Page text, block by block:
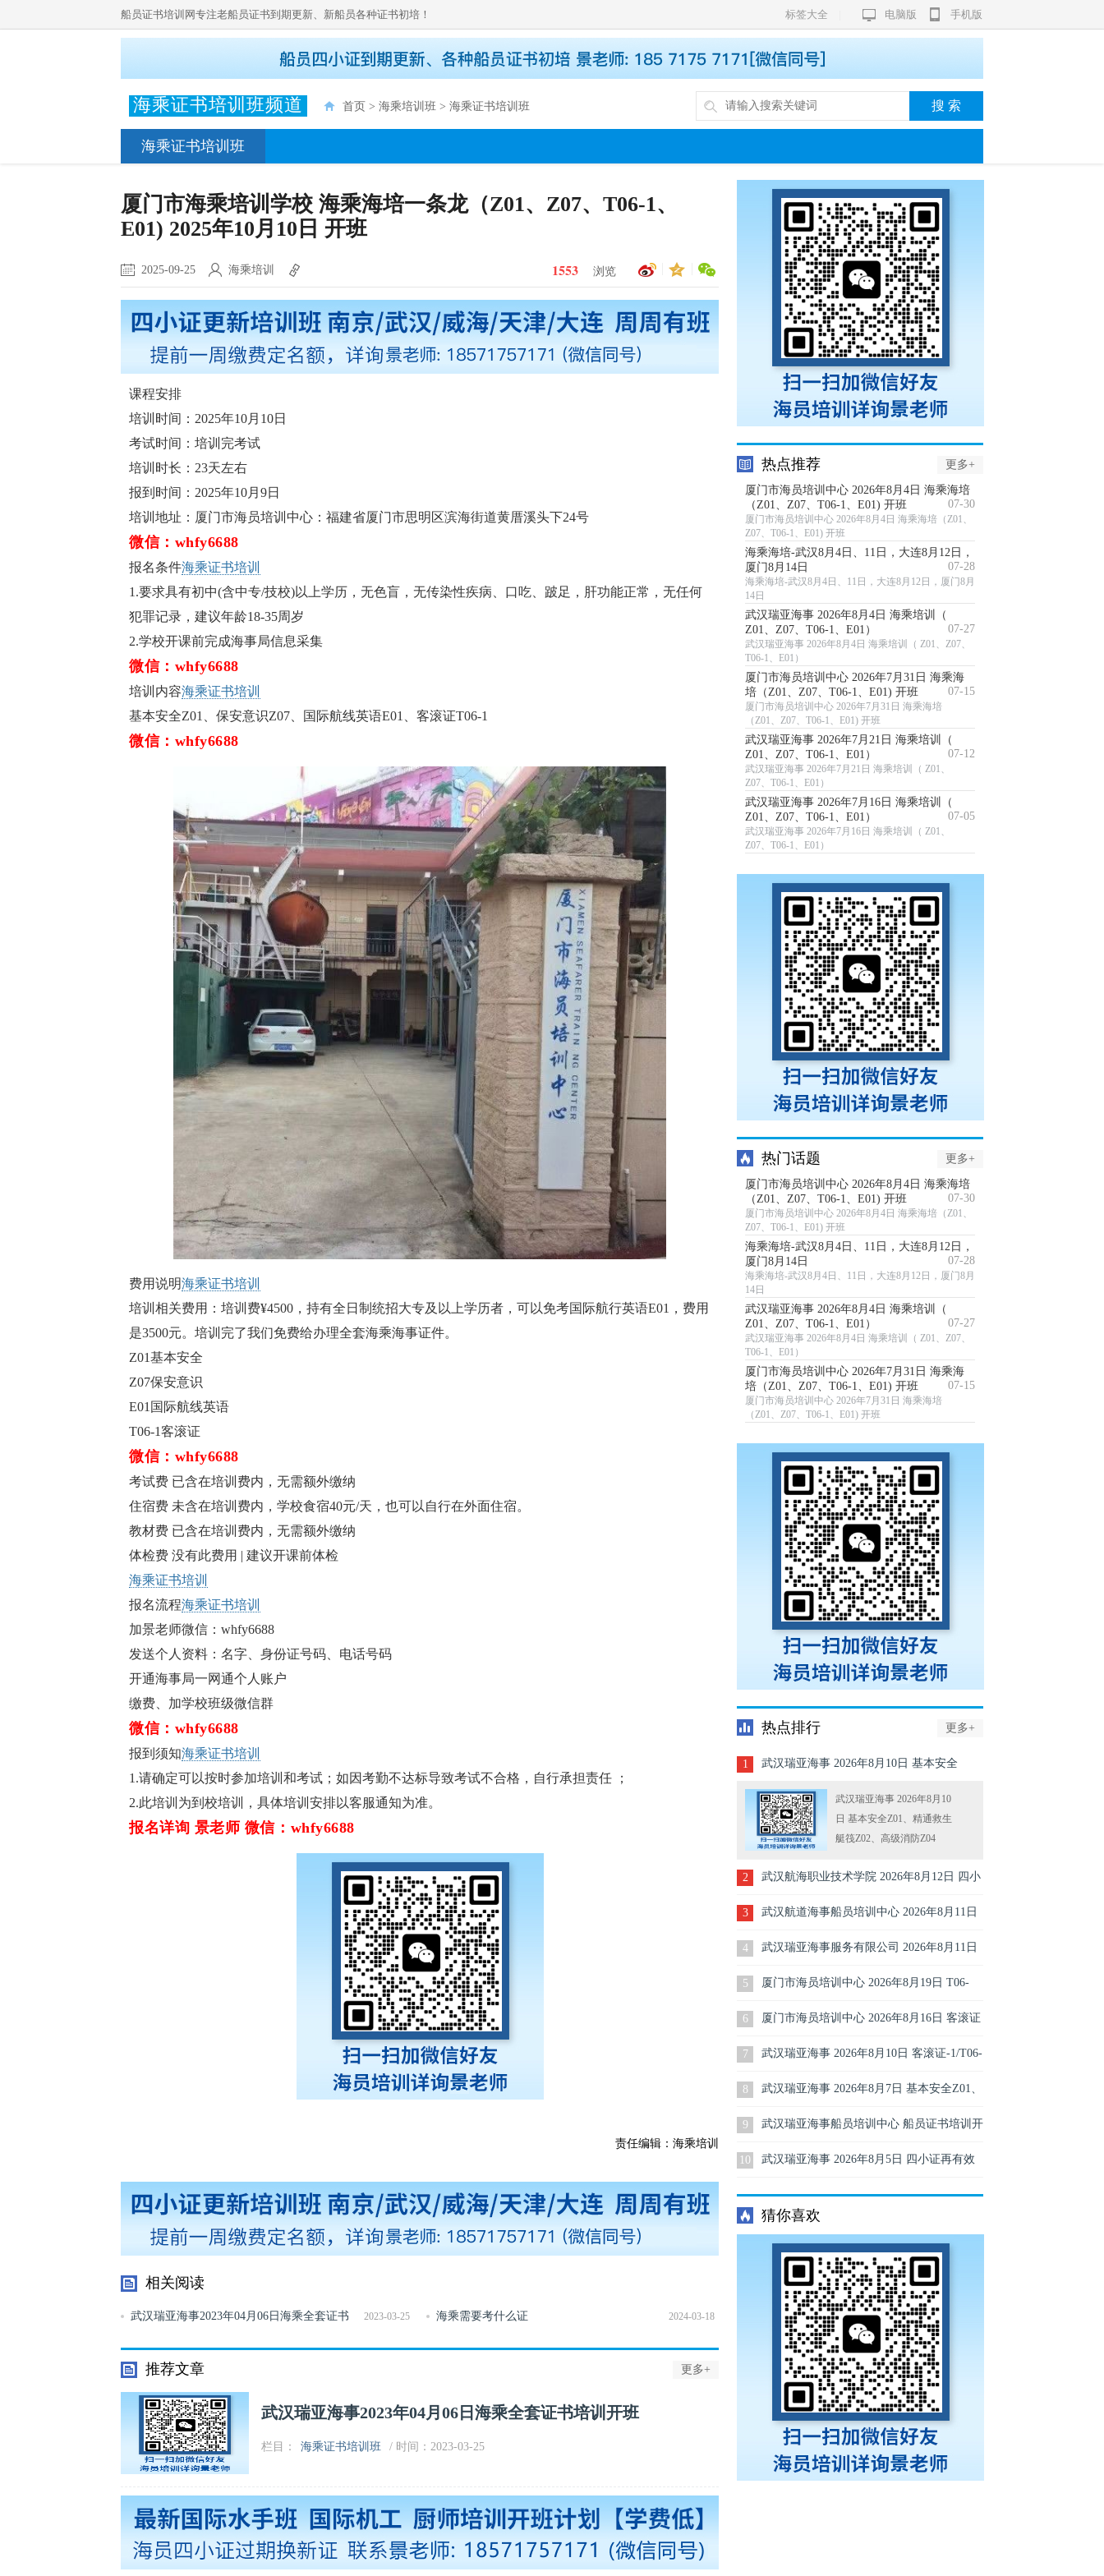
船员证书培训网专注老船员证书到期更新、新船员各种证书初培！ 电脑版 手机版
标签大全
海乘证书培训班频道 首页 > 海乘培训班 > 海乘证书培训班
海乘证书培训班
厦门市海乘培训学校 海乘海培一条龙（Z01、Z07、T06-1、
E01) 2025年10月10日 开班
2025-09-25 海乘培训 1553 浏览
课程安排
培训时间：2025年10月10日
考试时间：培训完考试
培训时长：23天左右
报到时间：2025年10月9日
培训地址：厦门市海员培训中心：福建省厦门市思明区滨海街道黄厝溪头下24号
微信：whfy6688
报名条件海乘证书培训
1.要求具有初中(含中专/技校)以上学历，无色盲，无传染性疾病、口吃、跛足，肝功能正常，无任何
犯罪记录，建议年龄18-35周岁
2.学校开课前完成海事局信息采集
微信：whfy6688
培训内容海乘证书培训
基本安全Z01、保安意识Z07、国际航线英语E01、客滚证T06-1
微信：whfy6688
费用说明海乘证书培训
培训相关费用：培训费¥4500，持有全日制统招大专及以上学历者，可以免考国际航行英语E01，费用
是3500元。培训完了我们免费给办理全套海乘海事证件。
Z01基本安全
Z07保安意识
E01国际航线英语
T06-1客滚证
微信：whfy6688
考试费 已含在培训费内，无需额外缴纳
住宿费 未含在培训费内，学校食宿40元/天，也可以自行在外面住宿。
教材费 已含在培训费内，无需额外缴纳
体检费 没有此费用 | 建议开课前体检
海乘证书培训
报名流程海乘证书培训
加景老师微信：whfy6688
发送个人资料：名字、身份证号码、电话号码
开通海事局一网通个人账户
缴费、加学校班级微信群
微信：whfy6688
报到须知海乘证书培训
1.请确定可以按时参加培训和考试；如因考勤不达标导致考试不合格，自行承担责任 ；
2.此培训为到校培训，具体培训安排以客服通知为准。
报名详询 景老师 微信：whfy6688
责任编辑：海乘培训
相关阅读
2023-03-25
武汉瑞亚海事2023年04月06日海乘全套证书
培训开班
2024-03-18
海乘需要考什么证
推荐文章 更多+
武汉瑞亚海事2023年04月06日海乘全套证书培训开班
栏目： 海乘证书培训班 / 时间：2023-03-25
热点推荐 更多+
厦门市海员培训中心 2026年8月4日 海乘海培
（Z01、Z07、T06-1、E01) 开班
07-30
厦门市海员培训中心 2026年8月4日 海乘海培（Z01、
Z07、T06-1、E01) 开班
海乘海培-武汉8月4日、11日，大连8月12日，
厦门8月14日
07-28
海乘海培-武汉8月4日、11日，大连8月12日，厦门8月
14日
武汉瑞亚海事 2026年8月4日 海乘培训（
Z01、Z07、T06-1、E01）
07-27
武汉瑞亚海事 2026年8月4日 海乘培训（ Z01、Z07、
T06-1、E01）
厦门市海员培训中心 2026年7月31日 海乘海
培（Z01、Z07、T06-1、E01) 开班
07-15
厦门市海员培训中心 2026年7月31日 海乘海培
（Z01、Z07、T06-1、E01) 开班
武汉瑞亚海事 2026年7月21日 海乘培训（
Z01、Z07、T06-1、E01）
07-12
武汉瑞亚海事 2026年7月21日 海乘培训（ Z01、
Z07、T06-1、E01）
武汉瑞亚海事 2026年7月16日 海乘培训（
Z01、Z07、T06-1、E01）
07-05
武汉瑞亚海事 2026年7月16日 海乘培训（ Z01、
Z07、T06-1、E01）
热门话题 更多+
厦门市海员培训中心 2026年8月4日 海乘海培
（Z01、Z07、T06-1、E01) 开班
07-30
厦门市海员培训中心 2026年8月4日 海乘海培（Z01、
Z07、T06-1、E01) 开班
海乘海培-武汉8月4日、11日，大连8月12日，
厦门8月14日
07-28
海乘海培-武汉8月4日、11日，大连8月12日，厦门8月
14日
武汉瑞亚海事 2026年8月4日 海乘培训（
Z01、Z07、T06-1、E01）
07-27
武汉瑞亚海事 2026年8月4日 海乘培训（ Z01、Z07、
T06-1、E01）
厦门市海员培训中心 2026年7月31日 海乘海
培（Z01、Z07、T06-1、E01) 开班
07-15
厦门市海员培训中心 2026年7月31日 海乘海培
（Z01、Z07、T06-1、E01) 开班
热点排行 更多+
1 武汉瑞亚海事 2026年8月10日 基本安全
Z01、精通救生艇筏Z02、高级消防Z04
武汉瑞亚海事 2026年8月10
日 基本安全Z01、精通救生
艇筏Z02、高级消防Z04
2 武汉航海职业技术学院 2026年8月12日 四小
证Z01Z02Z04再有效更新培训报名
3 武汉航道海事船员培训中心 2026年8月11日
四小证010204再有效更新培训报名（每周二
开班）
4 武汉瑞亚海事服务有限公司 2026年8月11日
水手培训开班
5 厦门市海员培训中心 2026年8月19日 T06-
2/T06-3培训开班
6 厦门市海员培训中心 2026年8月16日 客滚证
T06-1培训
7 武汉瑞亚海事 2026年8月10日 客滚证-1/T06-
1/客船船员特殊培训-1培训开班
8 武汉瑞亚海事 2026年8月7日 基本安全Z01、
精通救生艇筏Z02、高级消防Z04
9 武汉瑞亚海事船员培训中心 船员证书培训开
班计划表（2026年8月2日）
10 武汉瑞亚海事 2026年8月5日 四小证再有效
更新培训班Z01Z02Z04T06（每周一三五开
猜你喜欢